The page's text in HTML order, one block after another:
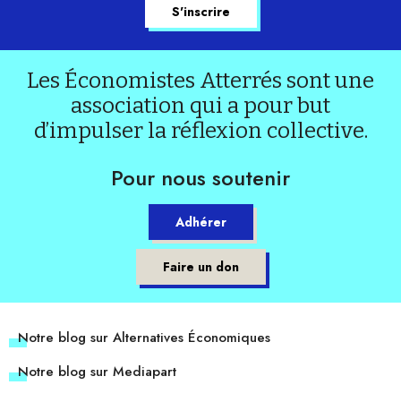
Les Économistes Atterrés sont une
association qui a pour but
d’impulser la réflexion collective.
Pour nous soutenir
Adhérer
Faire un don
Notre blog sur Alternatives Économiques
Notre blog sur Mediapart